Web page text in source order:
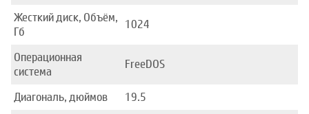
Жесткий диск, Объём,
Гб
1024
Операционная
система
FreeDOS
Диагональ, дюймов
19.5